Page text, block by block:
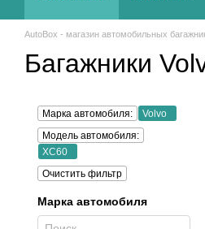
AutoBox - магазин автомобильных
Багажники
Марка автомобиля:
Volvo
Модель автомобиля:
XC60
Очистить фильтр
Марка автомобиля